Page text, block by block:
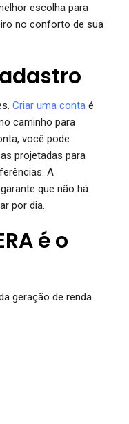
escolha para
no conforto de sua
Criar uma conta é
caminho para
você pode
projetadas para
A
que não há
por dia.
é o
geração de renda